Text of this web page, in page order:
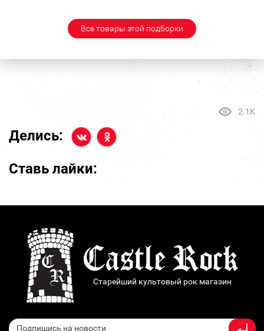
Все товары этой подборки
2.1K
Делись:
Ставь лайки:
Старейший культовый рок магазин